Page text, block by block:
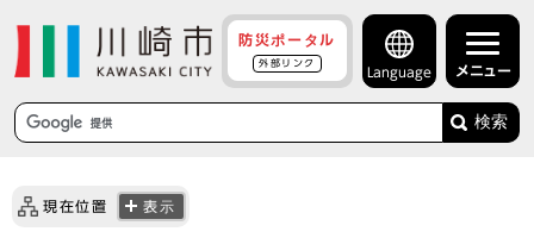
防災ポータル
外部リンク
Language メニュー
検索
現在位置 表示